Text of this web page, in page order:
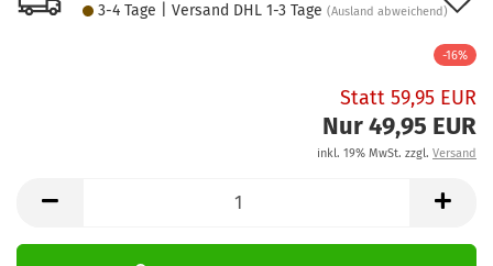
3-4 Tage | Versand DHL 1-3 Tage (Ausland abweichend)
-16%
Statt 59,95 EUR
Nur 49,95 EUR
inkl. 19% MwSt. zzgl. Versand